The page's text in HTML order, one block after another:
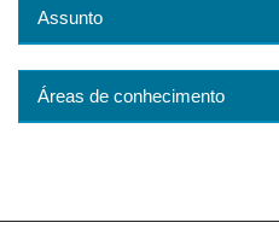
Assunto
Áreas de conhecimento